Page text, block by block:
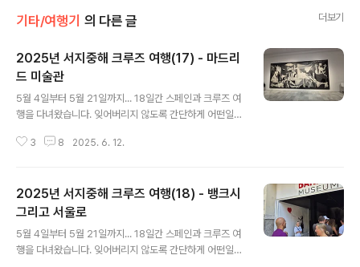
기타/여행기 의 다른 글 더보기
2025년 서지중해 크루즈 여행(17) - 마드리
드 미술관
5월 4일부터 5월 21일까지... 18일간 스페인과 크루즈 여
행을 다녀왔습니다. 잊어버리지 않도록 간단하게 어떤일이
여행을 준비하시는 분이 있다면 도움이 되었으면 좋겠습니
지만, 첫날엔 그냥 톨레도로 이동해서 마드리드는 공항 빼
고는 아무것도 보지 못했습니다. 이렇게 여행 막바지에 마
드리드 관광을 하려고 미뤘던 겁니다.마드리드에서 가봐야
할 곳은 많지만, 꼭 가야할 곳 두 곳은 국립 소피아 왕비 예
술센터와 프라도 미술관입니다. 소피아 예술센터는 19세
3 8 2025. 6. 12.
2025년 서지중해 크루즈 여행(18) - 뱅크시
그리고 서울로
5월 4일부터 5월 21일까지... 18일간 스페인과 크루즈 여
행을 다녀왔습니다. 잊어버리지 않도록 간단하게 어떤일이